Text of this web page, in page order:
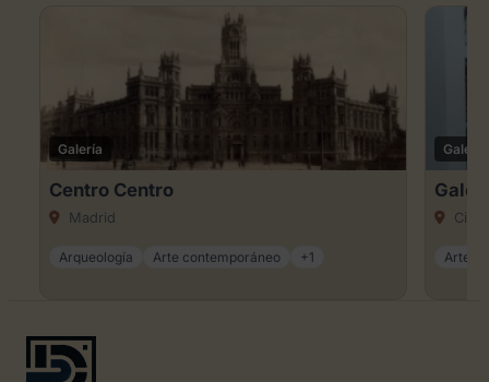
Galería
Centro Centro
Madrid
Arqueología Arte contemporáneo +1
Galería
Arte